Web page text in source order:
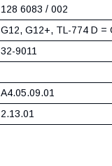
128 6083 / 002
G12, G12+, TL-774 D =
32-9011
A4.05.09.01
2.13.01